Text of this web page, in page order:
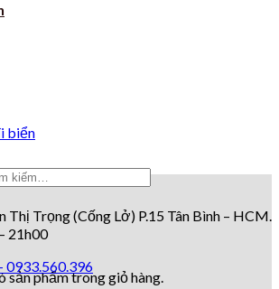
sản phẩm trong giỏ hàng.
biển
Trọng (Cống Lở) P.15 Tân Bình – HCM.
21h00
0933.560.396